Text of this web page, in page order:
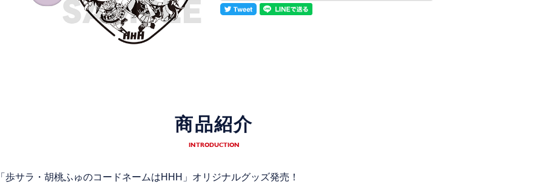
商品紹介
INTRODUCTION
「歩サラ・胡桃ふゅのコードネームはHHH」オリジナルグッズ発売！